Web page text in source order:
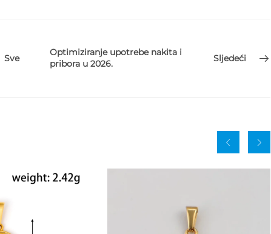
Sve
Optimiziranje upotrebe nakita i
pribora u 2026.
Sljedeći